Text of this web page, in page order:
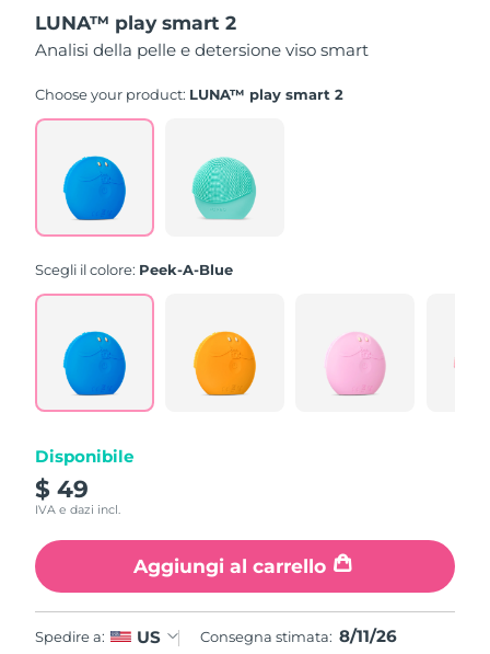
su
5
,
di
medio.
Reviews.
Stesso
alla
LUNA™ play smart 2
Analisi della pelle e detersione viso smart
Choose your product: LUNA™ play smart 2
Scegli il colore: Peek-A-Blue
Disponibile
$ 49
IVA e dazi incl.
Aggiungi al carrello
Spedire a: US Consegna stimata: 8/11/26